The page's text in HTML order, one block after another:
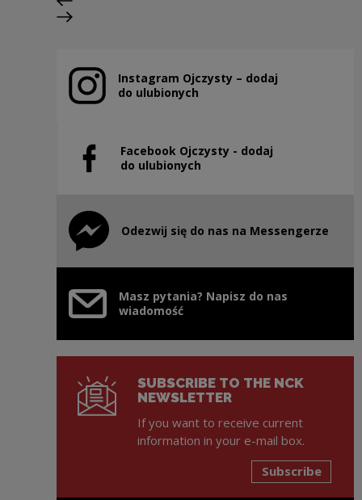
Previous slide
Next slide
Instagram Ojczysty – dodaj
do ulubionych
Note, the link will open in a new window
Facebook Ojczysty - dodaj
do ulubionych
Note, the link will open in a new window
Odezwij się do nas na Messengerze
Note, the link will open in a new window
Masz pytania? Napisz do nas
wiadomość
SUBSCRIBE TO THE NCK
NEWSLETTER
If you want to receive current
information in your e-mail box.
Subscribe